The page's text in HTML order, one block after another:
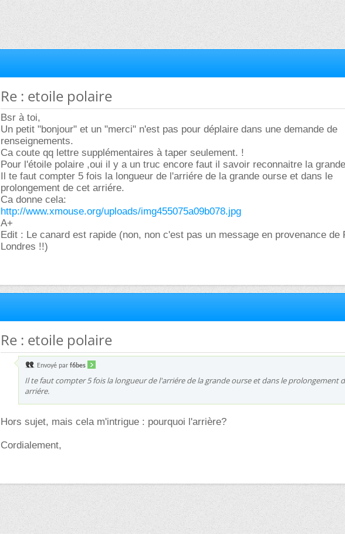
Re : etoile polaire
Bsr à toi,
Un petit "bonjour" et un "merci" n'est pas pour déplaire dans une demande de
renseignements.
Ca coute qq lettre supplémentaires à taper seulement. !
Pour l'étoile polaire ,oui il y a un truc encore faut il savoir reconnaitre la
Il te faut compter 5 fois la longueur de l'arriére de la grande ourse et dans le
prolongement de cet arriére.
Ca donne cela:
http://www.xmouse.org/uploads/img455075a09b078.jpg
A+
Edit : Le canard est rapide (non, non c'est pas un message en provenance de
Londres !!)
Re : etoile polaire
Envoyé par f6bes
Il te faut compter 5 fois la longueur de l'arriére de la grande ourse et dans le prolongement
arriére.
Hors sujet, mais cela m'intrigue : pourquoi l'arrière?
Cordialement,